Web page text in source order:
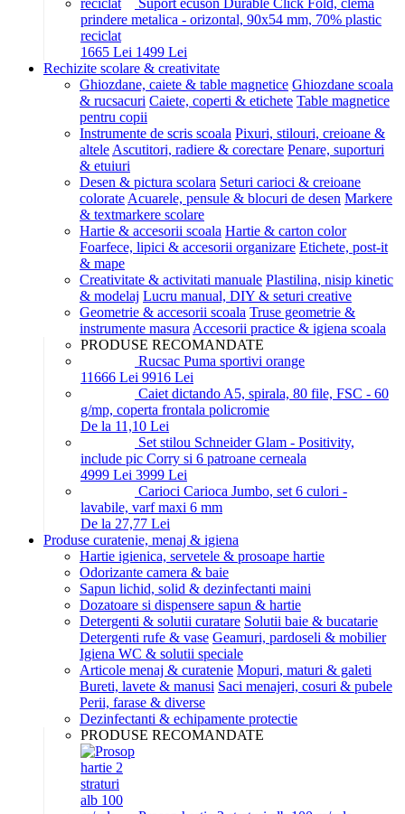
Suport ecuson Durable Click Fold, clema
prindere metalica - orizontal, 90x54 mm, 70% plastic
reciclat
1665 Lei 1499 Lei
Rechizite scolare & creativitate
Ghiozdane, caiete & table magnetice Ghiozdane scoala
& rucsacuri Caiete, coperti & etichete Table magnetice
pentru copii
Instrumente de scris scoala Pixuri, stilouri, creioane &
altele Ascutitori, radiere & corectare Penare, suporturi
& etuiuri
Desen & pictura scolara Seturi carioci & creioane
colorate Acuarele, pensule & blocuri de desen Markere
& textmarkere scolare
Hartie & accesorii scoala Hartie & carton color
Foarfece, lipici & accesorii organizare Etichete, post-it
& mape
Creativitate & activitati manuale Plastilina, nisip kinetic
& modelaj Lucru manual, DIY & seturi creative
Geometrie & accesorii scoala Truse geometrie &
instrumente masura Accesorii practice & igiena scoala
PRODUSE RECOMANDATE
Rucsac Puma sportivi orange
11666 Lei 9916 Lei
Caiet dictando A5, spirala, 80 file, FSC - 60
g/mp, coperta frontala policromie
De la 11,10 Lei
Set stilou Schneider Glam - Positivity,
include pic Corry si 6 patroane cerneala
4999 Lei 3999 Lei
Carioci Carioca Jumbo, set 6 culori -
lavabile, varf maxi 6 mm
De la 27,77 Lei
Produse curatenie, menaj & igiena
Hartie igienica, servetele & prosoape hartie
Odorizante camera & baie
Sapun lichid, solid & dezinfectanti maini
Dozatoare si dispensere sapun & hartie
Detergenti & solutii curatare Solutii baie & bucatarie
Detergenti rufe & vase Geamuri, pardoseli & mobilier
Igiena WC & solutii speciale
Articole menaj & curatenie Mopuri, maturi & galeti
Bureti, lavete & manusi Saci menajeri, cosuri & pubele
Perii, farase & diverse
Dezinfectanti & echipamente protectie
PRODUSE RECOMANDATE